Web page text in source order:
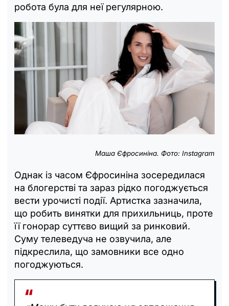
робота була для неї регулярною.
Маша Єфросиніна. Фото: Instagram
Однак із часом Єфросиніна зосередилася
на блогерстві та зараз рідко погоджується
вести урочисті події. Артистка зазначила,
що робить винятки для прихильниць, проте
її гонорар суттєво вищий за ринковий.
Суму телеведуча не озвучила, але
підкреслила, що замовники все одно
погоджуються.